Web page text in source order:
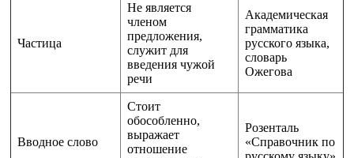
Частица
Не является
членом
предложения,
служит для
введения чужой
речи
Академическая
грамматика
русского языка,
словарь
Ожегова
Вводное слово
Стоит
обособленно,
выражает
отношение
Розенталь
«Справочник по